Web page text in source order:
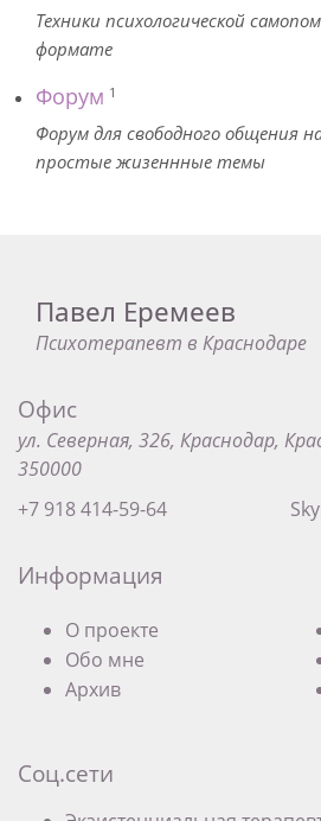
Техники психологической
формате
Форум 1
Форум для свободного общения
простые жизеннные темы
Павел Еремеев
Психотерапевт в Краснодаре
Офис
ул. Северная, 326, Краснодар,
350000
+7 918 414-59-64
Информация
О проекте
Обо мне
Архив
Соц.сети